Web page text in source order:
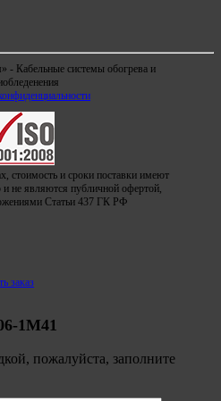
- Кабельные системы обогрева и
стоимость и сроки поставки имеют
не являются публичной офертой,
Статьи 437 ГК РФ
заказ
1М41
пожалуйста, заполните